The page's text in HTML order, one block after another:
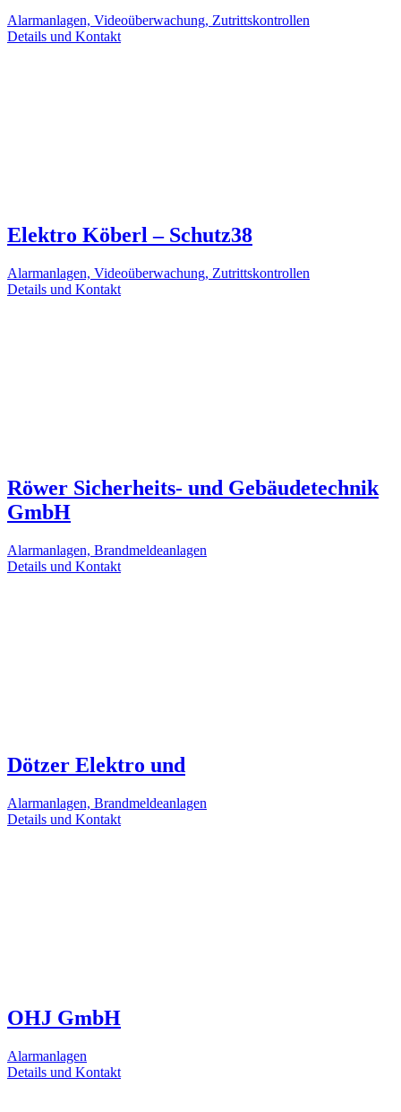
Alarmanlagen, Videoüberwachung, Zutrittskontrollen
Details und Kontakt
Elektro Köberl – Schutz38
Alarmanlagen, Videoüberwachung, Zutrittskontrollen
Details und Kontakt
Röwer Sicherheits- und Gebäudetechnik
GmbH
Alarmanlagen, Brandmeldeanlagen
Details und Kontakt
Dötzer Elektro und
Alarmanlagen, Brandmeldeanlagen
Details und Kontakt
OHJ GmbH
Alarmanlagen
Details und Kontakt